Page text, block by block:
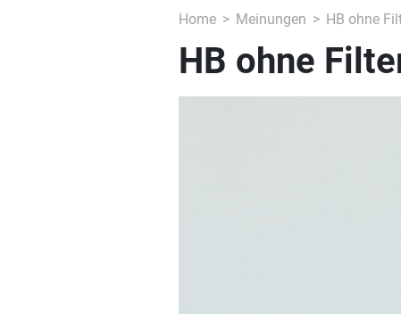
Home Meinungen HB ohne
HB ohne